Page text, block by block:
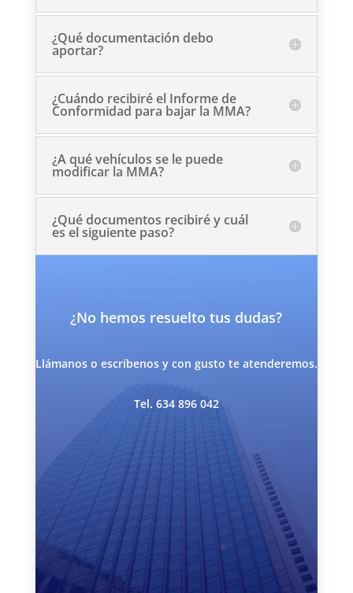
¿Qué documentación debo
aportar?
¿Cuándo recibiré el Informe de
Conformidad para bajar la MMA?
¿A qué vehículos se le puede
modificar la MMA?
¿Qué documentos recibiré y cuál
es el siguiente paso?
¿No hemos resuelto tus dudas?
Llámanos o escríbenos y con gusto te atenderemos.
Tel. 634 896 042